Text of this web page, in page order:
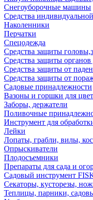
Снегоуборочные машины
Средства
Наколенники
Перчатки
Спецодежда
Средства защиты
Средства защиты
Средства защиты от
Средства защиты от
Садовые принадлежности
Вазоны и горшки для
Заборы, держатели
Поливочные
Инструмент для
Лейки
Лопаты, грабли, вилы,
Опрыскиватели
Плодосъемники
Препараты для сада и
Садовый инструмент
Секаторы, кусторезы,
Теплицы, парники,